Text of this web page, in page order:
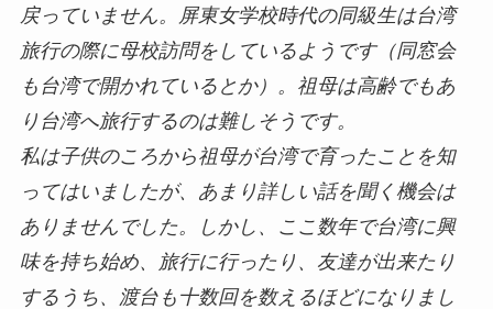
戻っていません。屏東女学校時代の同級生は台湾
旅行の際に母校訪問をしているようです（同窓会
も台湾で開かれているとか）。祖母は高齢でもあ
り台湾へ旅行するのは難しそうです。
私は子供のころから祖母が台湾で育ったことを知
ってはいましたが、あまり詳しい話を聞く機会は
ありませんでした。しかし、ここ数年で台湾に興
味を持ち始め、旅行に行ったり、友達が出来たり
するうち、渡台も十数回を数えるほどになりまし